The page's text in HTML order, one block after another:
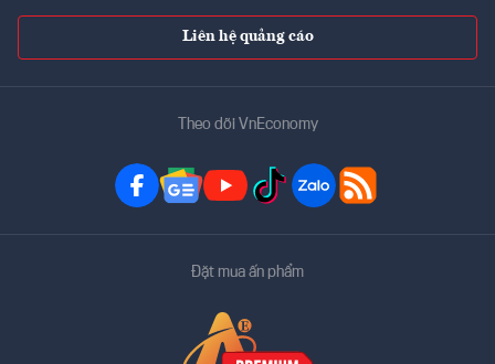
Liên hệ quảng cáo
Theo dõi VnEconomy
Đặt mua ấn phẩm